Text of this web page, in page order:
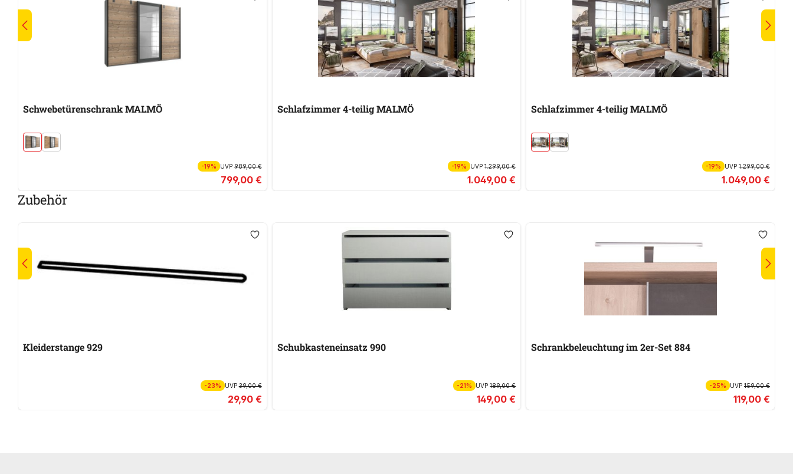
Schwebetürenschrank MALMÖ
-19% UVP989,00 €
799,00 €
Schlafzimmer 4-teilig MALMÖ
-19% UVP1.299,00 €
1.049,00 €
Schlafzimmer 4-teilig MALMÖ
-19% UVP 1.299,00 €
1.049,00 €
Zubehör
Kleiderstange 929
-23% UVP39,00 €
29,90 €
Schubkasteneinsatz 990
-21% UVP189,00 €
149,00 €
Schrankbeleuchtung im 2er-Set 884
-25% UVP 159,00 €
119,00 €